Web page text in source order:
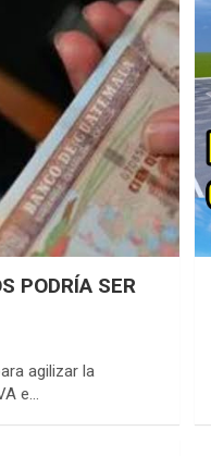
PODRÍA SER
agilizar la
e…